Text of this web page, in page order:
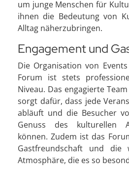
um junge Menschen für
ihnen die Bedeutung von
Alltag näherzubringen.
Engagement und
Die Organisation von
Forum ist stets
Niveau. Das engagierte
sorgt dafür, dass jede
abläuft und die Besucher
Genuss des kulturellen
können. Zudem ist das
Gastfreundschaft und die
Atmosphäre, die es so